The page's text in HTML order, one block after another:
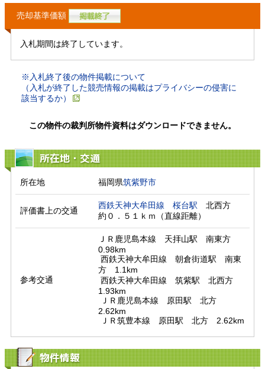
売却基準価額
入札期間は終了しています。
※入札終了後の物件掲載について
（入札が終了した競売情報の掲載はプライバシーの侵害に
該当するか）
この物件の裁判所物件資料はダウンロードできません。
所在地・交通
所在地 福岡県筑紫野市
評価書上の交通
西鉄天神大牟田線 桜台駅 北西方
約０．５１ｋｍ（直線距離）
参考交通
ＪＲ鹿児島本線　天拝山駅　南東方
0.98km
方　1.1km
1.93km
2.62km
ＪＲ筑豊本線　原田駅　北方　2.62km
物件情報